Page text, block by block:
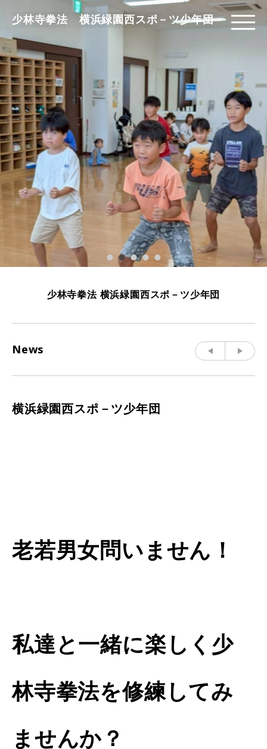
少林寺拳法 横浜緑園西スポ－ツ少年団
少林寺拳法 横浜緑園西スポ－ツ少年団
News
横浜緑園西スポ－ツ少年団
老若男女問いません！
私達と一緒に楽しく少
林寺拳法を修練してみ
ませんか？